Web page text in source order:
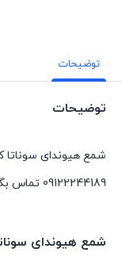
توضیحات
توضیحات
09122244189 تماس بگیرید. خرید راحت و آسان را با ما تجربه کنید.
شمع هیوندای